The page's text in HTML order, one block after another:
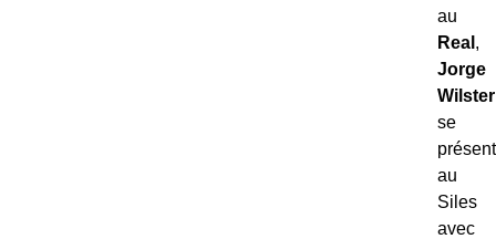
au
Real ,
Jorge
se
au
Siles
avec